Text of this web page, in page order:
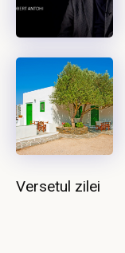
Versetul zilei